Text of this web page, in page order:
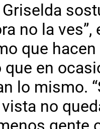
no la
que
en
lo mismo.
no